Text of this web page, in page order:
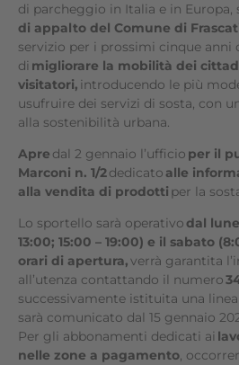
di parcheggio in Italia e in Europa,
di appalto del Comune di
servizio per i prossimi cinque anni
di migliorare la mobilità dei
visitatori, introducendo le più
usufruire dei servizi di sosta, con
alla sostenibilità urbana.
Apre dal 2 gennaio l’ufficio per il
Marconi n. 1/2dedicato alle
alla vendita di prodotti per la
Lo sportello sarà operativodal
13:00; 15:00 – 19:00) e il sabato
orari di apertura,verrà garantita
all’utenza contattando il numero
successivamente istituita una
sarà comunicato dal 15 gennaio
Per gli abbonamenti dedicati ai
nelle zone a pagamento,